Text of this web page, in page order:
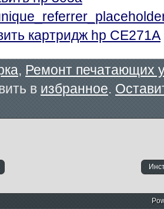
картридж hp CE271A
, Ремонт печатающих
в избранное.